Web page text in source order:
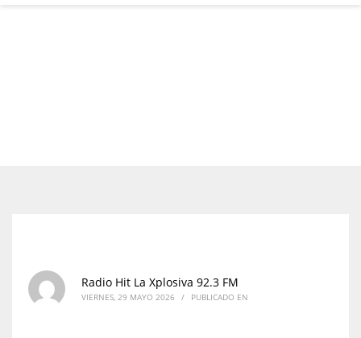
Radio Hit La Xplosiva 92.3 FM
VIERNES, 29 MAYO 2026 / PUBLICADO EN